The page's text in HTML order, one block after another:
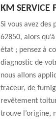
KM SERVICE
Si vous avez
62850, alors
état ; pensez à
diagnostic de
nous allons
traceur, de
revêtement
trouve l’origine,